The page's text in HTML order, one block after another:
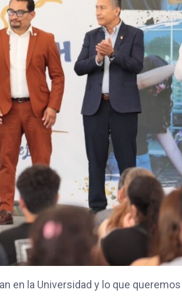
en la Universidad y lo que